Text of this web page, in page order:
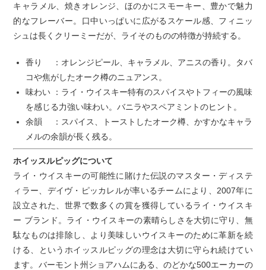
キャラメル、焼きオレンジ、ほのかにスモーキー、豊かで魅力
的なフレーバー。口中いっぱいに広がるスケール感、フィニッ
シュは長くクリーミーだが、ライそのものの特徴が持続する。
香り ：オレンジピール、キャラメル、アニスの香り。タバ
コや焦がしたオーク樽のニュアンス。
味わい ：ライ・ウイスキー特有のスパイスやトフィーの風味
を感じる力強い味わい。バニラやスペアミントのヒント。
余韻 ：スパイス、トーストしたオーク樽、かすかなキャラ
メルの余韻が長く残る。
ホイッスルピッグについて
ライ・ウイスキーの可能性に賭けた伝説のマスター・ディステ
ィラー、デイヴ・ピッカレルが率いるチームにより、2007年に
設立された、世界で数多くの賞を獲得しているライ・ウイスキ
ー ブランド。ライ・ウイスキーの素晴らしさを大切に守り、無
駄なものは排除し、より美味しいウイスキーのために革新を続
ける、というホイッスルピッグの理念は大切に守られ続けてい
ます。バーモント州ショアハムにある、のどかな500エーカーの